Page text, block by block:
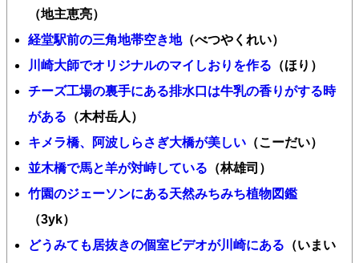
（地主恵亮）
経堂駅前の三角地帯空き地（べつやくれい）
川崎大師でオリジナルのマイしおりを作る （ほり）
チーズ工場の裏手にある排水口は牛乳の香りがする時
がある （木村岳人）
キメラ橋、阿波しらさぎ大橋が美しい （こーだい）
並木橋で馬と羊が対峙している （林雄司）
竹園のジェーソンにある天然みちみち植物図鑑
（3yk）
どうみても居抜きの個室ビデオが川崎にある （いまい